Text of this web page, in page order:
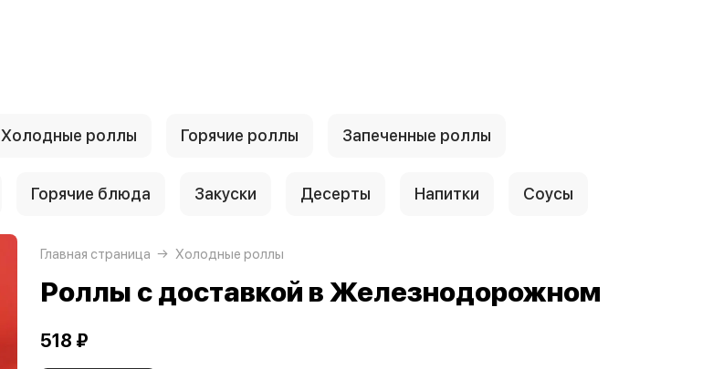
Холодные роллы Горячие роллы Запеченные роллы
Горячие блюда Закуски Десерты Напитки Соусы
Главная страница Холодные роллы
Роллы с доставкой в Железнодорожном
518 ₽